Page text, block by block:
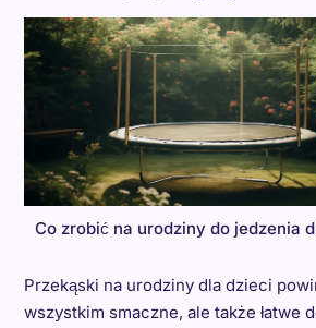
Co zrobić na urodziny do jedzenia
Przekąski na urodziny dla dzieci
wszystkim smaczne, ale także łatwe